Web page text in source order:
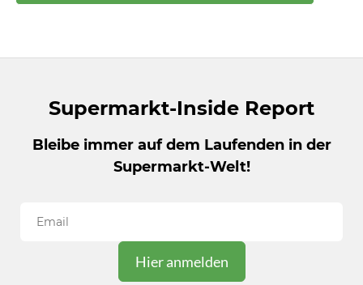
Supermarkt-Inside Report
Bleibe immer auf dem Laufenden in der
Supermarkt-Welt!